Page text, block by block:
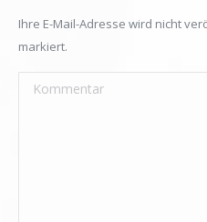
Ihre E-Mail-Adresse wird nicht
markiert.
Kommentar